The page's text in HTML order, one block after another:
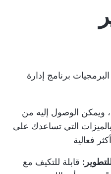
برنامج إدارة
ويمكن الوصول إليه من
التي تساعدك على
فعالية
قابلة للتكيف مع